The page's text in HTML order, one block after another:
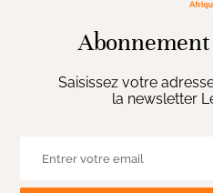
Saisissez votre
la newsletter